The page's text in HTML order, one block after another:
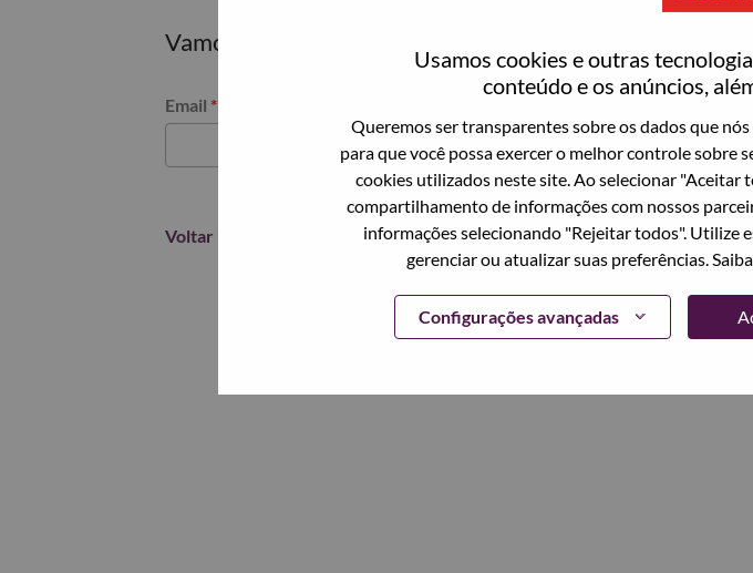
Usamos cookies e outras
conteúdo e os anúncios,
Queremos ser transparentes sobre os dados que
para que você possa exercer o melhor controle sobre
cookies utilizados neste site. Ao selecionar "Aceitar
compartilhamento de informações com nossos
informações selecionando "Rejeitar todos". Utilize
gerenciar ou atualizar suas preferências.
Configurações avançadas
Vamos enviar por email um link para você redefinir sua
Redefinir senha com seu email
Email *
Continuar
Voltar